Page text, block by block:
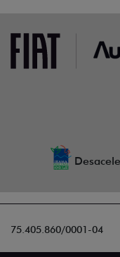
75.405.860/0001-04